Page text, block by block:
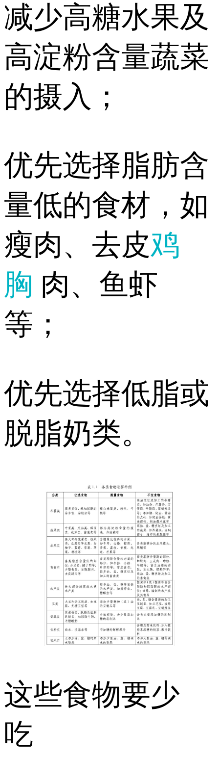
减少高糖水果及
高淀粉含量蔬菜
的摄入；
优先选择脂肪含
量低的食材，如
瘦肉、去皮鸡
胸 肉、鱼虾
等；
优先选择低脂或
脱脂奶类。
这些食物要少
吃